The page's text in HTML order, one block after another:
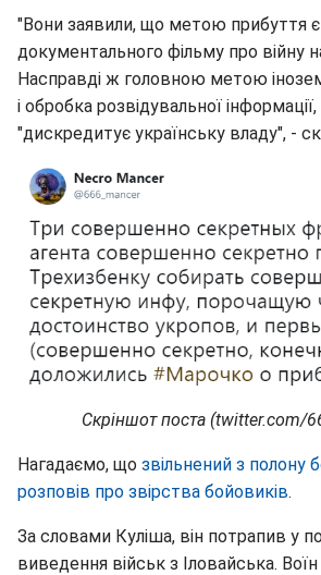
"Вони заявили, що метою прибуття
документального фільму про війну
Насправді ж головною метою
і обробка розвідувальної
"дискредитує українську владу", -
Скріншот поста (twitter.com/
Нагадаємо, що звільнений з полону
розповів про звірства бойовиків.
За словами Куліша, він потрапив у
виведення військ з Іловайська.